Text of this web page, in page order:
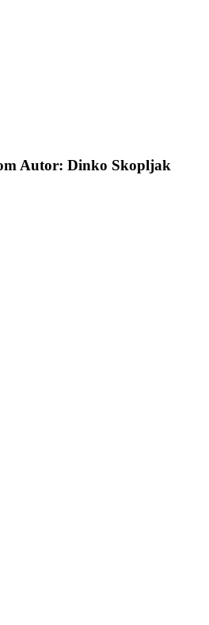
Autor: Dinko Skopljak